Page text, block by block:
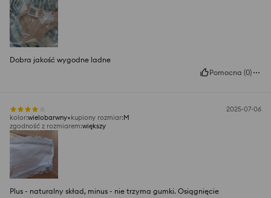
Dobra jakość wygodne ladne
Pomocna (0)
2025-07-06
kolor:wielobarwny kupiony rozmiar:M
zgodność z rozmiarem:większy
Plus - naturalny skład, minus - nie trzyma gumki. Osiągnięcie